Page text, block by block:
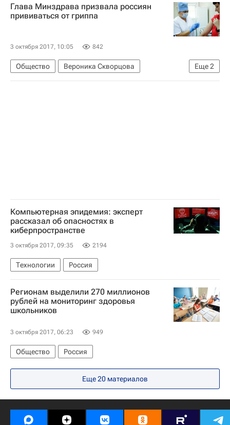
Россия
Глава Минздрава призвала россиян
прививаться от гриппа
3 октября 2017, 10:05 842
Еще2
Общество
Вероника Скворцова
Министерство здравоохранения РФ (Минздрав России)
Компьютерная эпидемия: эксперт
рассказал об опасностях в
киберпространстве
3 октября 2017, 09:35 2194
Технологии Россия
Регионам выделили 270 миллионов
рублей на мониторинг здоровья
школьников
3 октября 2017, 06:23 949
Общество Россия
Еще 20 материалов